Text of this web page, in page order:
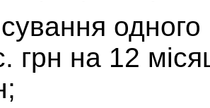
грн на 12